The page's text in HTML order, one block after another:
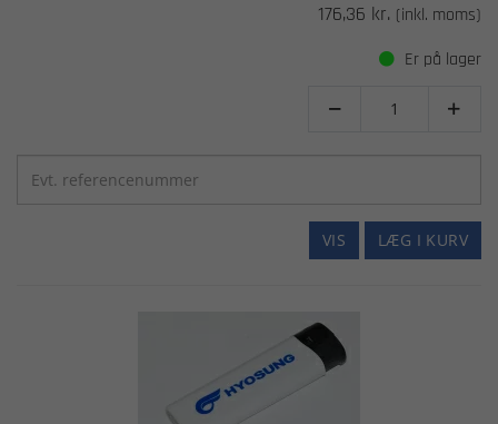
176,36 kr. (inkl. moms)
Er på lager
 
LÆG I KURV
VIS